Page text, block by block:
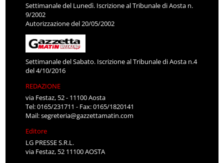
Settimanale del Lunedì. Iscrizione al Tribunale di Aosta n.
9/2002
Autorizzazione del 20/05/2002
Settimanale del Sabato. Iscrizione al Tribunale di Aosta n.4
del 4/10/2016
REDAZIONE
via Festaz, 52 - 11100 Aosta
Tel: 0165/231711 - Fax: 0165/1820141
Mail:segreteria@gazzettamatin.com
Editore
LG PRESSE S.R.L.
via Festaz, 52 11100 AOSTA